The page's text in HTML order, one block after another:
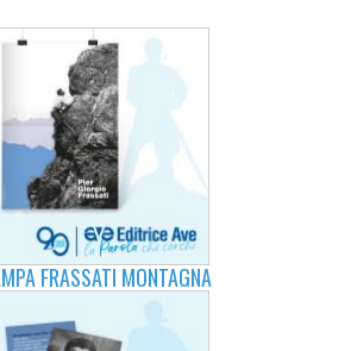
FRASSATI MONTAGNA